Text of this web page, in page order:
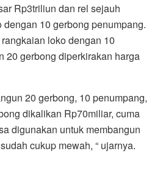
Rp3triliun dan rel sejauh
10 gerbong penumpang.
loko dengan 10
20 gerbong diperkirakan harga
20 gerbong, 10 penumpang,
dikalikan Rp70miliar, cuma
digunakan untuk membangun
cukup mewah, “ ujarnya.